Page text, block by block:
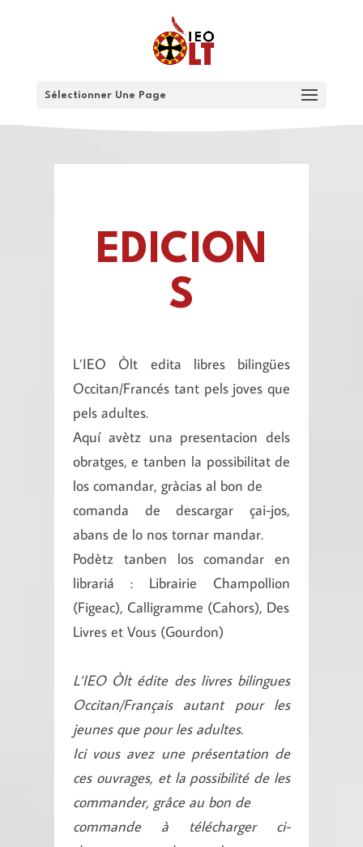
Sélectionner Une Page
EDICION
S
L’IEO Òlt edita libres bilingües
Occitan/Francés tant pels joves que
pels adultes.
Aquí avètz una presentacion dels
obratges, e tanben la possibilitat de
los comandar, gràcias al bon de
comanda de descargar çai-jos,
abans de lo nos tornar mandar.
Podètz tanben los comandar en
librariá : Librairie Champollion
(Figeac), Calligramme (Cahors), Des
Livres et Vous (Gourdon)
L’IEO Òlt édite des livres bilingues
Occitan/Français autant pour les
jeunes que pour les adultes.
Ici vous avez une présentation de
ces ouvrages, et la possibilité de les
commander, grâce au bon de
commande à télécharger ci-